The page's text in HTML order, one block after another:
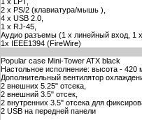
2 x PS/2 (клавиатура/мышь ),
4 x USB 2.0,
1 x RJ-45,
Аудио разъемы (1 x линейный вход, 1
1x IEEE1394 (FireWire)
Popular case Mini-Tower ATX black
Настольное исполнение: высота -
Дополнительный вентилятор
2 внешних 5.25" отсека,
2 внешний 3.5" отсек,
2 внутренних 3.5" отсека для
2 USB на передней панели